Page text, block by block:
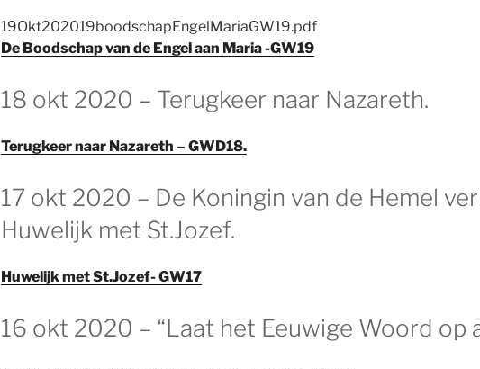
19Okt202019boodschapEngelMariaGW19.pdf
De Boodschap van de Engel aan Maria -GW19
OP
18 okt 2020 – Terugkeer naar Nazareth.
Terugkeer naar Nazareth – GWD18.
GEPLAATST
OP
17 okt 2020 – De Koningin van de Hemel
Huwelijk met St.Jozef.
Huwelijk met St.Jozef- GW17
GEPLAATST
OP
16 okt 2020 – “Laat het Eeuwige Woord op